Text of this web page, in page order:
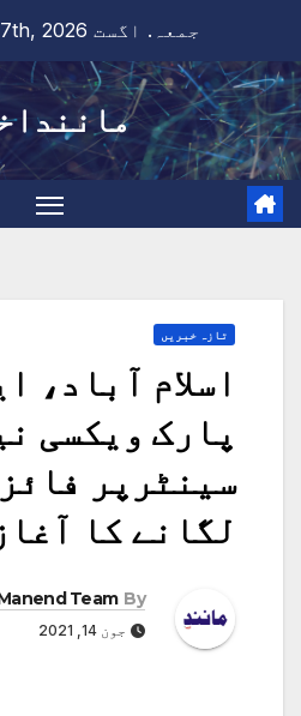
content
جمعہ. اگست 7th, 2026
تازہ خبریں
اسلام آباد،
پارک ویکسی
سینٹرپر
لگانے کا آغاز
By
Team
جون 14, 2021